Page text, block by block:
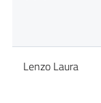
Lenzo Laura